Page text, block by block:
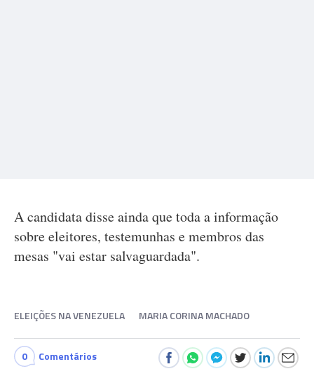
A candidata disse ainda que toda a informação
sobre eleitores, testemunhas e membros das
mesas "vai estar salvaguardada".
ELEIÇÕES NA VENEZUELA MARIA CORINA MACHADO
0 Comentários